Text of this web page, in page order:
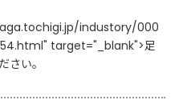
industory/000
target="_blank">足
さい。